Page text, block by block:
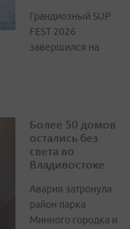
Грандиозный SUP
FEST 2026
завершился на
Более 50 домов
остались без
света во
Владивостоке
Авария затронула
район парка
Минного городка и